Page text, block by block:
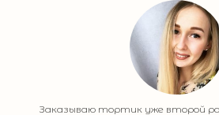
Заказываю тортик уже второй